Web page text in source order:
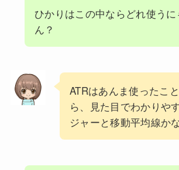
ひかりはこの中ならどれ使うに
ん？
ATRはあんま使ったこ
ら、見た目でわかりや
ジャーと移動平均線か